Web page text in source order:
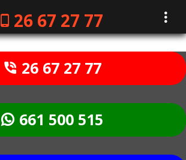
26 67 27 77
26 67 27 77
661 500 515